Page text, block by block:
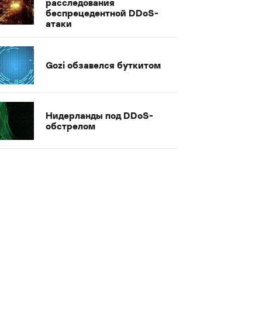
беспрецедентной DDoS-
атаки
Gozi обзавелся буткитом
Нидерланды под DDoS-
обстрелом